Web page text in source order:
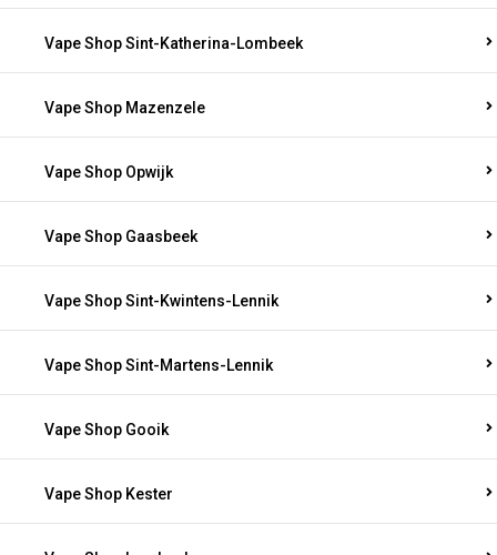
Vape Shop Sint-Katherina-Lombeek
Vape Shop Mazenzele
Vape Shop Opwijk
Vape Shop Gaasbeek
Vape Shop Sint-Kwintens-Lennik
Vape Shop Sint-Martens-Lennik
Vape Shop Gooik
Vape Shop Kester